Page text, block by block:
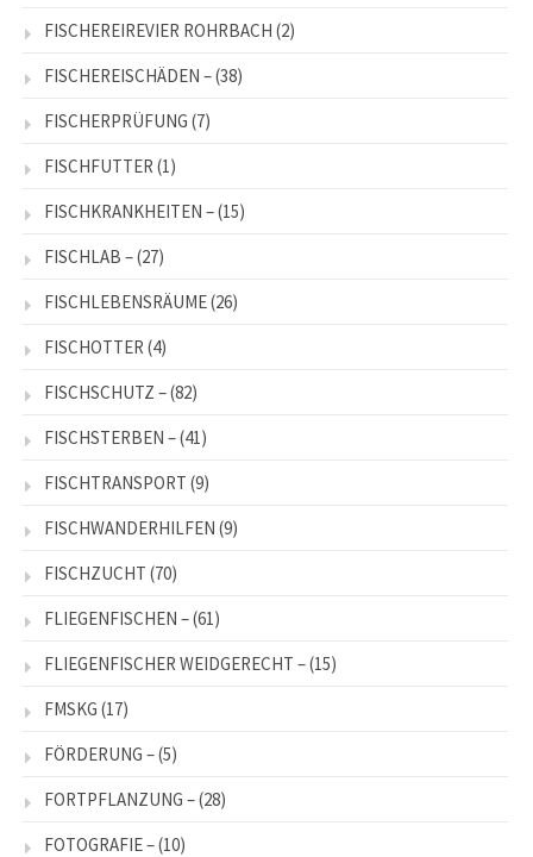
FISCHEREIREVIER ROHRBACH (2)
FISCHEREISCHÄDEN –(38)
FISCHERPRÜFUNG (7)
FISCHFUTTER (1)
FISCHKRANKHEITEN –(15)
FISCHLAB –(27)
FISCHLEBENSRÄUME(26)
FISCHOTTER (4)
FISCHSCHUTZ –(82)
FISCHSTERBEN –(41)
FISCHTRANSPORT (9)
FISCHWANDERHILFEN (9)
FISCHZUCHT (70)
FLIEGENFISCHEN –(61)
FLIEGENFISCHER WEIDGERECHT –(15)
FMSKG (17)
FÖRDERUNG –(5)
FORTPFLANZUNG –(28)
FOTOGRAFIE –(10)